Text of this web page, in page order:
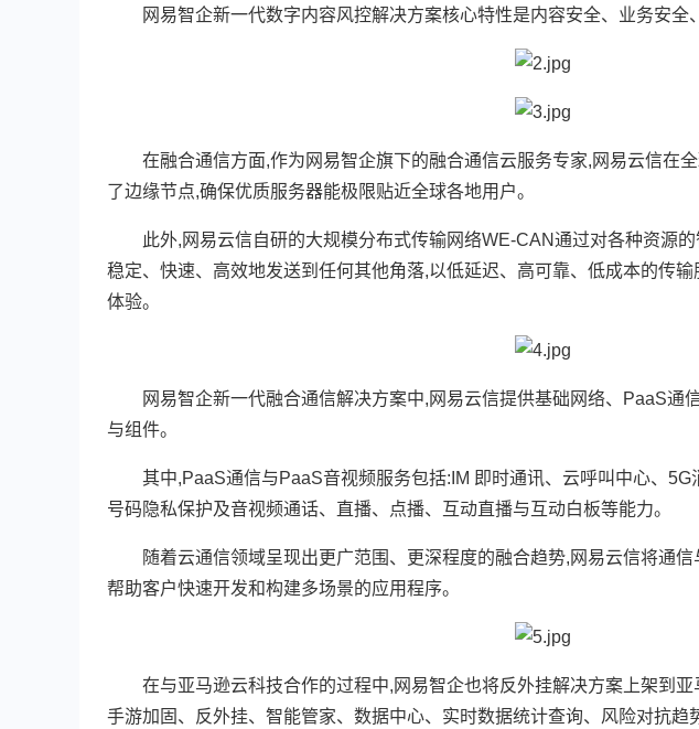
网易智企新一代数字内容风控解决方案核心特性是内容安全、业务安全
在融合通信方面,作为网易智企旗下的融合通信云服务专家,网易云信在
了边缘节点,确保优质服务器能极限贴近全球各地用户。
此外,网易云信自研的大规模分布式传输网络WE-CAN通过对各种资源的
稳定、快速、高效地发送到任何其他角落,以低延迟、高可靠、低成本的传
体验。
网易智企新一代融合通信解决方案中,网易云信提供基础网络、PaaS通
与组件。
其中,PaaS通信与PaaS音视频服务包括:IM 即时通讯、云呼叫中心、5G
号码隐私保护及音视频通话、直播、点播、互动直播与互动白板等能力。
随着云通信领域呈现出更广范围、更深程度的融合趋势,网易云信将通信
帮助客户快速开发和构建多场景的应用程序。
在与亚马逊云科技合作的过程中,网易智企也将反外挂解决方案上架到亚
手游加固、反外挂、智能管家、数据中心、实时数据统计查询、风险对抗